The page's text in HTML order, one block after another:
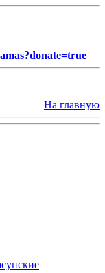
На главную